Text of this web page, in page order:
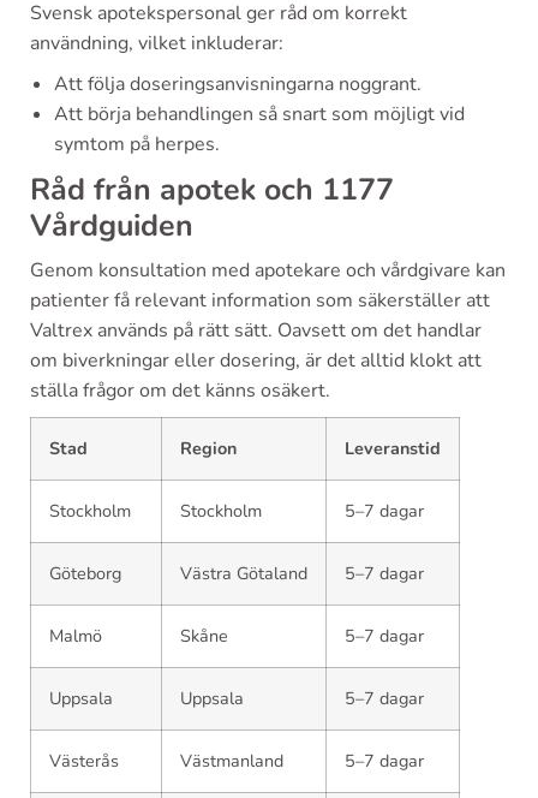
Svensk apotekspersonal ger råd om korrekt
användning, vilket inkluderar:
Att följa doseringsanvisningarna noggrant.
Att börja behandlingen så snart som möjligt vid
symtom på herpes.
Råd från apotek och 1177
Vårdguiden
Genom konsultation med apotekare och vårdgivare kan
patienter få relevant information som säkerställer att
Valtrex används på rätt sätt. Oavsett om det handlar
om biverkningar eller dosering, är det alltid klokt att
ställa frågor om det känns osäkert.
Stad Region Leveranstid
Stockholm Stockholm 5–7 dagar
Göteborg Västra Götaland 5–7 dagar
Malmö Skåne 5–7 dagar
Uppsala Uppsala 5–7 dagar
Västerås Västmanland 5–7 dagar